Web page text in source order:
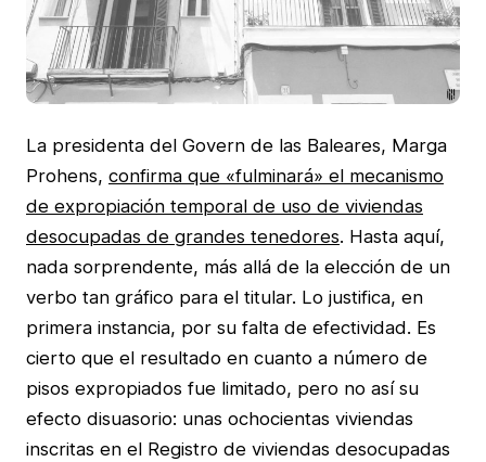
La presidenta del Govern de las Baleares, Marga
Prohens, confirma que «fulminará» el mecanismo
de expropiación temporal de uso de viviendas
desocupadas de grandes tenedores. Hasta aquí,
nada sorprendente, más allá de la elección de un
verbo tan gráfico para el titular. Lo justifica, en
primera instancia, por su falta de efectividad. Es
cierto que el resultado en cuanto a número de
pisos expropiados fue limitado, pero no así su
efecto disuasorio: unas ochocientas viviendas
inscritas en el Registro de viviendas desocupadas